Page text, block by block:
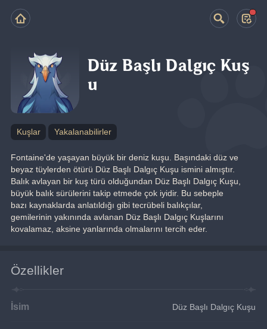
Düz Başlı Dalgıç Kuş
u
Kuşlar Yakalanabilirler
Fontaine'de yaşayan büyük bir deniz kuşu. Başındaki düz ve
beyaz tüylerden ötürü Düz Başlı Dalgıç Kuşu ismini almıştır.
Balık avlayan bir kuş türü olduğundan Düz Başlı Dalgıç Kuşu,
büyük balık sürülerini takip etmede çok iyidir. Bu sebeple
bazı kaynaklarda anlatıldığı gibi tecrübeli balıkçılar,
gemilerinin yakınında avlanan Düz Başlı Dalgıç Kuşlarını
kovalamaz, aksine yanlarında olmalarını tercih eder.
Özellikler
İsim Düz Başlı Dalgıç Kuşu